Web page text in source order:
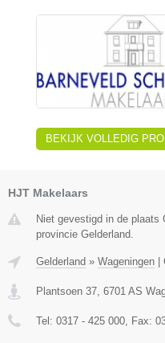
BEKIJK VOLLEDIG
HJT Makelaars
Niet gevestigd in de plaats
provincie Gelderland.
Gelderland » Wageningen |
Plantsoen 37 6701 AS
Tel: 0317 - 425 000 , Fax: